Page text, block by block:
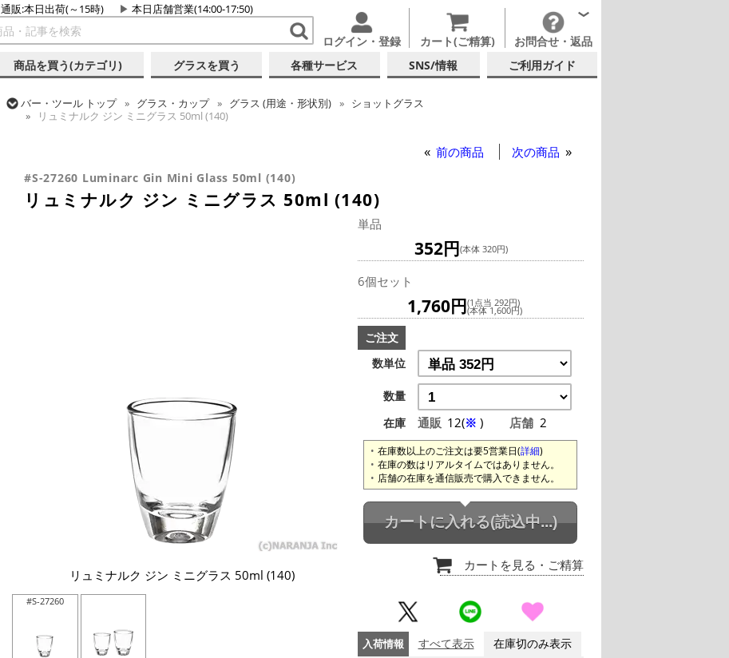
通販:本日出荷(～15時) 本日店舗営業(14:00-17:50)
ログイン・登録 カート(ご精算) お問合せ・返品
商品を買う(カテゴリ) グラスを買う 各種サービス SNS/情報 ご利用ガイド
バー・ツール トップ グラス・カップ グラス (用途・形状別)
ショットグラス
リュミナルク ジン ミニグラス 50ml (140)
前の商品 次の商品
#S-27260 Luminarc Gin Mini Glass 50ml (140)
リュミナルク ジン ミニグラス 50ml (140)
リュミナルク ジン ミニグラス 50ml (140)
#S-27260
単品
352円(本体 320円)
6個セット
1,760円(1点当 292円)
(本体 1,600円)
ご注文
数単位
数量
在庫
通販 12(※ ) 店舗 2
在庫数以上のご注文は要5営業日(詳細)
在庫の数はリアルタイムではありません。
店舗の在庫を通信販売で購入できません。
カートに入れる(読込中...)
カートを見る ・ご精算
入荷情報 すべて表示 在庫切のみ表示